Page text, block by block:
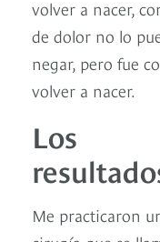
volver a nacer,
de dolor no lo
negar, pero fue
volver a nacer.
Los
Me practicaron